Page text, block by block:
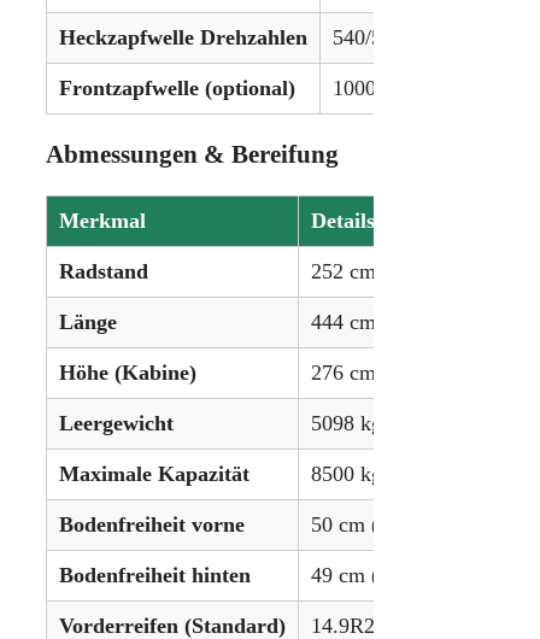
Heckzapfwelle Drehzahlen 540/540E U/min oder
Frontzapfwelle (optional) 1000 U/min
Abmessungen & Bereifung
Merkmal Details
Radstand 252 cm (99.4 Zoll)
Länge 444 cm (175 Zoll)
Höhe (Kabine) 276 cm (108.9 Zoll)
Leergewicht 5098 kg (11.240 lbs)
Maximale Kapazität 8500 kg (18.740 lbs)
Bodenfreiheit vorne 50 cm (19.9 Zoll)
Bodenfreiheit hinten 49 cm (19.3 Zoll)
Vorderreifen (Standard) 14.9R28